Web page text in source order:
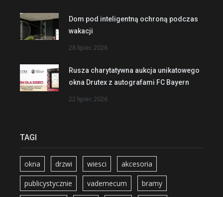
Dom pod inteligentną ochroną podczas
wakacji
28 lipiec 2026
Rusza charytatywna aukcja unikatowego
okna Drutex z autografami FC Bayern
22 lipiec 2026
TAGI
okna drzwi wiesci akcesoria
publicystycznie vademecum bramy